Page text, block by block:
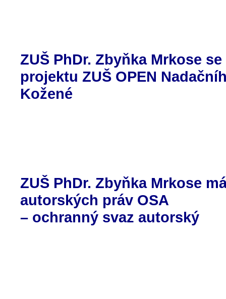
ZUŠ PhDr. Zbyňka Mrkose
projektu ZUŠ OPEN
Kožené
ZUŠ PhDr. Zbyňka Mrkose
autorských práv OSA
– ochranný svaz autorský